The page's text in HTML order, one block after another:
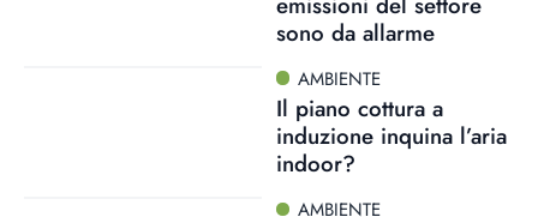
sono da allarme
AMBIENTE
Il piano cottura a
induzione inquina l’aria
indoor?
AMBIENTE